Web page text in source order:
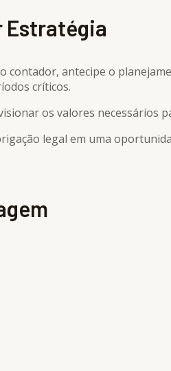
Estratégia
contador, antecipe o
críticos.
os valores necessários
legal em uma